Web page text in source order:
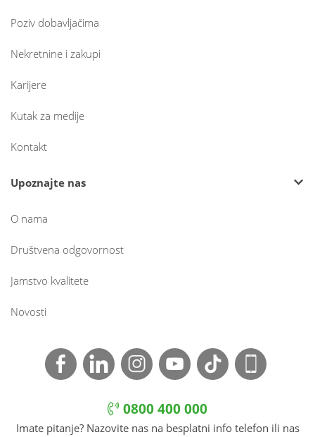
Poziv dobavljačima
Nekretnine i zakupi
Karijere
Kutak za medije
Kontakt
Upoznajte nas
O nama
Društvena odgovornost
Jamstvo kvalitete
Novosti
0800 400 000
Imate pitanje? Nazovite nas na besplatni info telefon ili nas